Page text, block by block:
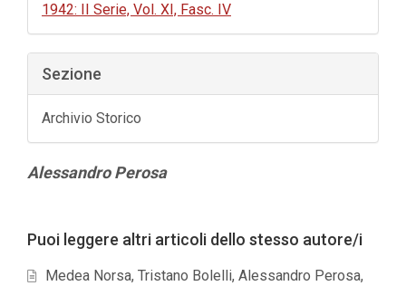
1942: II Serie, Vol. XI, Fasc. IV
Sezione
Archivio Storico
Contenuto
Alessandro Perosa
dell'articolo
Puoi leggere altri articoli dello stesso autore/i
Medea Norsa, Tristano Bolelli, Alessandro Perosa,